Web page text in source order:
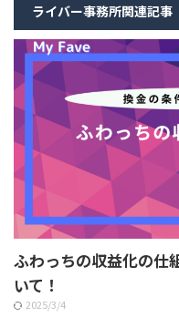
ライバー事務所関連記事
ふわっちの収益化の仕
いて！
2025/3/4